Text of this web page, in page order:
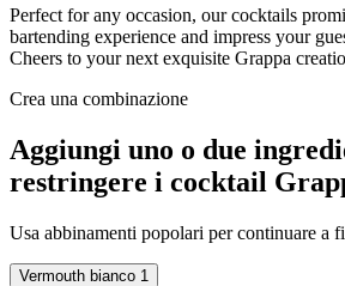
Perfect for any occasion, our cocktails
bartending experience and impress your
Cheers to your next exquisite Grappa
Crea una combinazione
Aggiungi uno o due
restringere i cocktail
Usa abbinamenti popolari per continuare a
Vermouth bianco 1